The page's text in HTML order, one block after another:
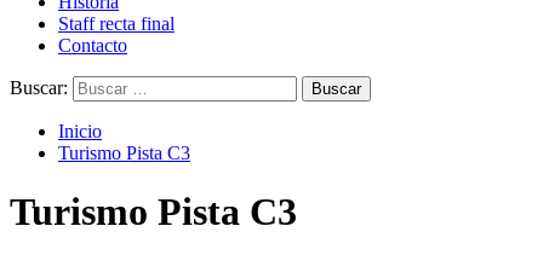
Staff recta final
Contacto
Buscar:
Inicio
Turismo Pista C3
Turismo Pista C3